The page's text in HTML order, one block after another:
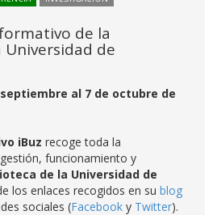
de la
de
al 7 de octubre de
iBuz recoge toda la
funcionamiento y
de la Universidad de
los enlaces recogidos en su blog
sociales (Facebook y Twitter).